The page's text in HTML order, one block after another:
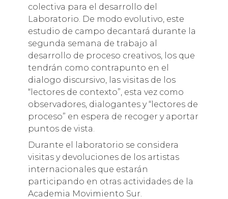
colectiva para el desarrollo del
Laboratorio. De modo evolutivo, este
estudio de campo decantará durante la
segunda semana de trabajo al
desarrollo de proceso creativos, los que
tendrán como contrapunto en el
dialogo discursivo, las visitas de los
“lectores de contexto”, esta vez como
observadores, dialogantes y “lectores de
proceso” en espera de recoger y aportar
puntos de vista.
Durante el laboratorio se considera
visitas y devoluciones de los artistas
internacionales que estarán
participando en otras actividades de la
Academia Movimiento Sur.